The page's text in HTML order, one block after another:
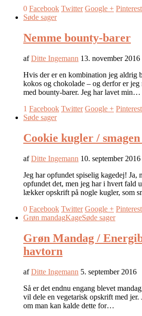
0 Facebook Twitter Google + Pinterest
Søde sager
Nemme bounty-barer
afDitte Ingemann 13. november 2016
Hvis der er en kombination jeg aldrig
kokos og chokolade – og derfor er
med bounty-barer. Jeg har lavet min…
1 Facebook Twitter Google + Pinterest
Søde sager
Cookie kugler /
afDitte Ingemann 10. september 2016
Jeg har opfundet spiselig kagedej! Ja,
opfundet det, men jeg har i hvert fald
lækker opskrift på nogle kugler, som
0 Facebook Twitter Google + Pinterest
Grøn mandagKageSøde sager
Grøn Mandag /
havtorn
afDitte Ingemann 5. september 2016
Så er det endnu engang blevet
vil dele en vegetarisk opskrift med jer.
om man kan kalde dette for…